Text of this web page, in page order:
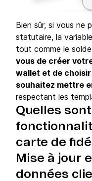
Bien sûr, si vous ne
statutaire, la
tout comme le
vous de créer
wallet et de
souhaitez mettre
respectant les
Quelles
carte de
Mise à jour
données